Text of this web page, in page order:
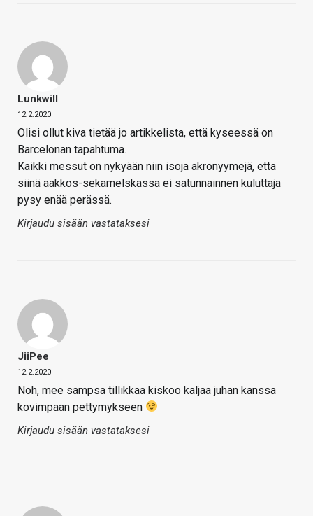
Lunkwill
12.2.2020
Olisi ollut kiva tietää jo artikkelista, että kyseessä on
Barcelonan tapahtuma.
Kaikki messut on nykyään niin isoja akronyymejä, että
siinä aakkos-sekamelskassa ei satunnainnen kuluttaja
pysy enää perässä.
Kirjaudu sisään vastataksesi
JiiPee
12.2.2020
Noh, mee sampsa tillikkaa kiskoo kaljaa juhan kanssa
kovimpaan pettymykseen
Kirjaudu sisään vastataksesi